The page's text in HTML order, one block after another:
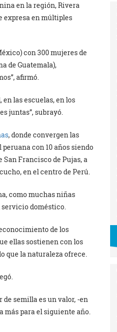
en la región, Rivera
expresa en múltiples
con 300 mujeres de
de Guatemala),
afirmó.
las escuelas, en los
juntas”, subrayó.
, donde convergen las
con 10 años siendo
Francisco de Pujas, a
en el centro de Perú.
como muchas niñas
servicio doméstico.
de los
ellas sostienen con los
que la naturaleza ofrece.
semilla es un valor, -en
más para el siguiente año.